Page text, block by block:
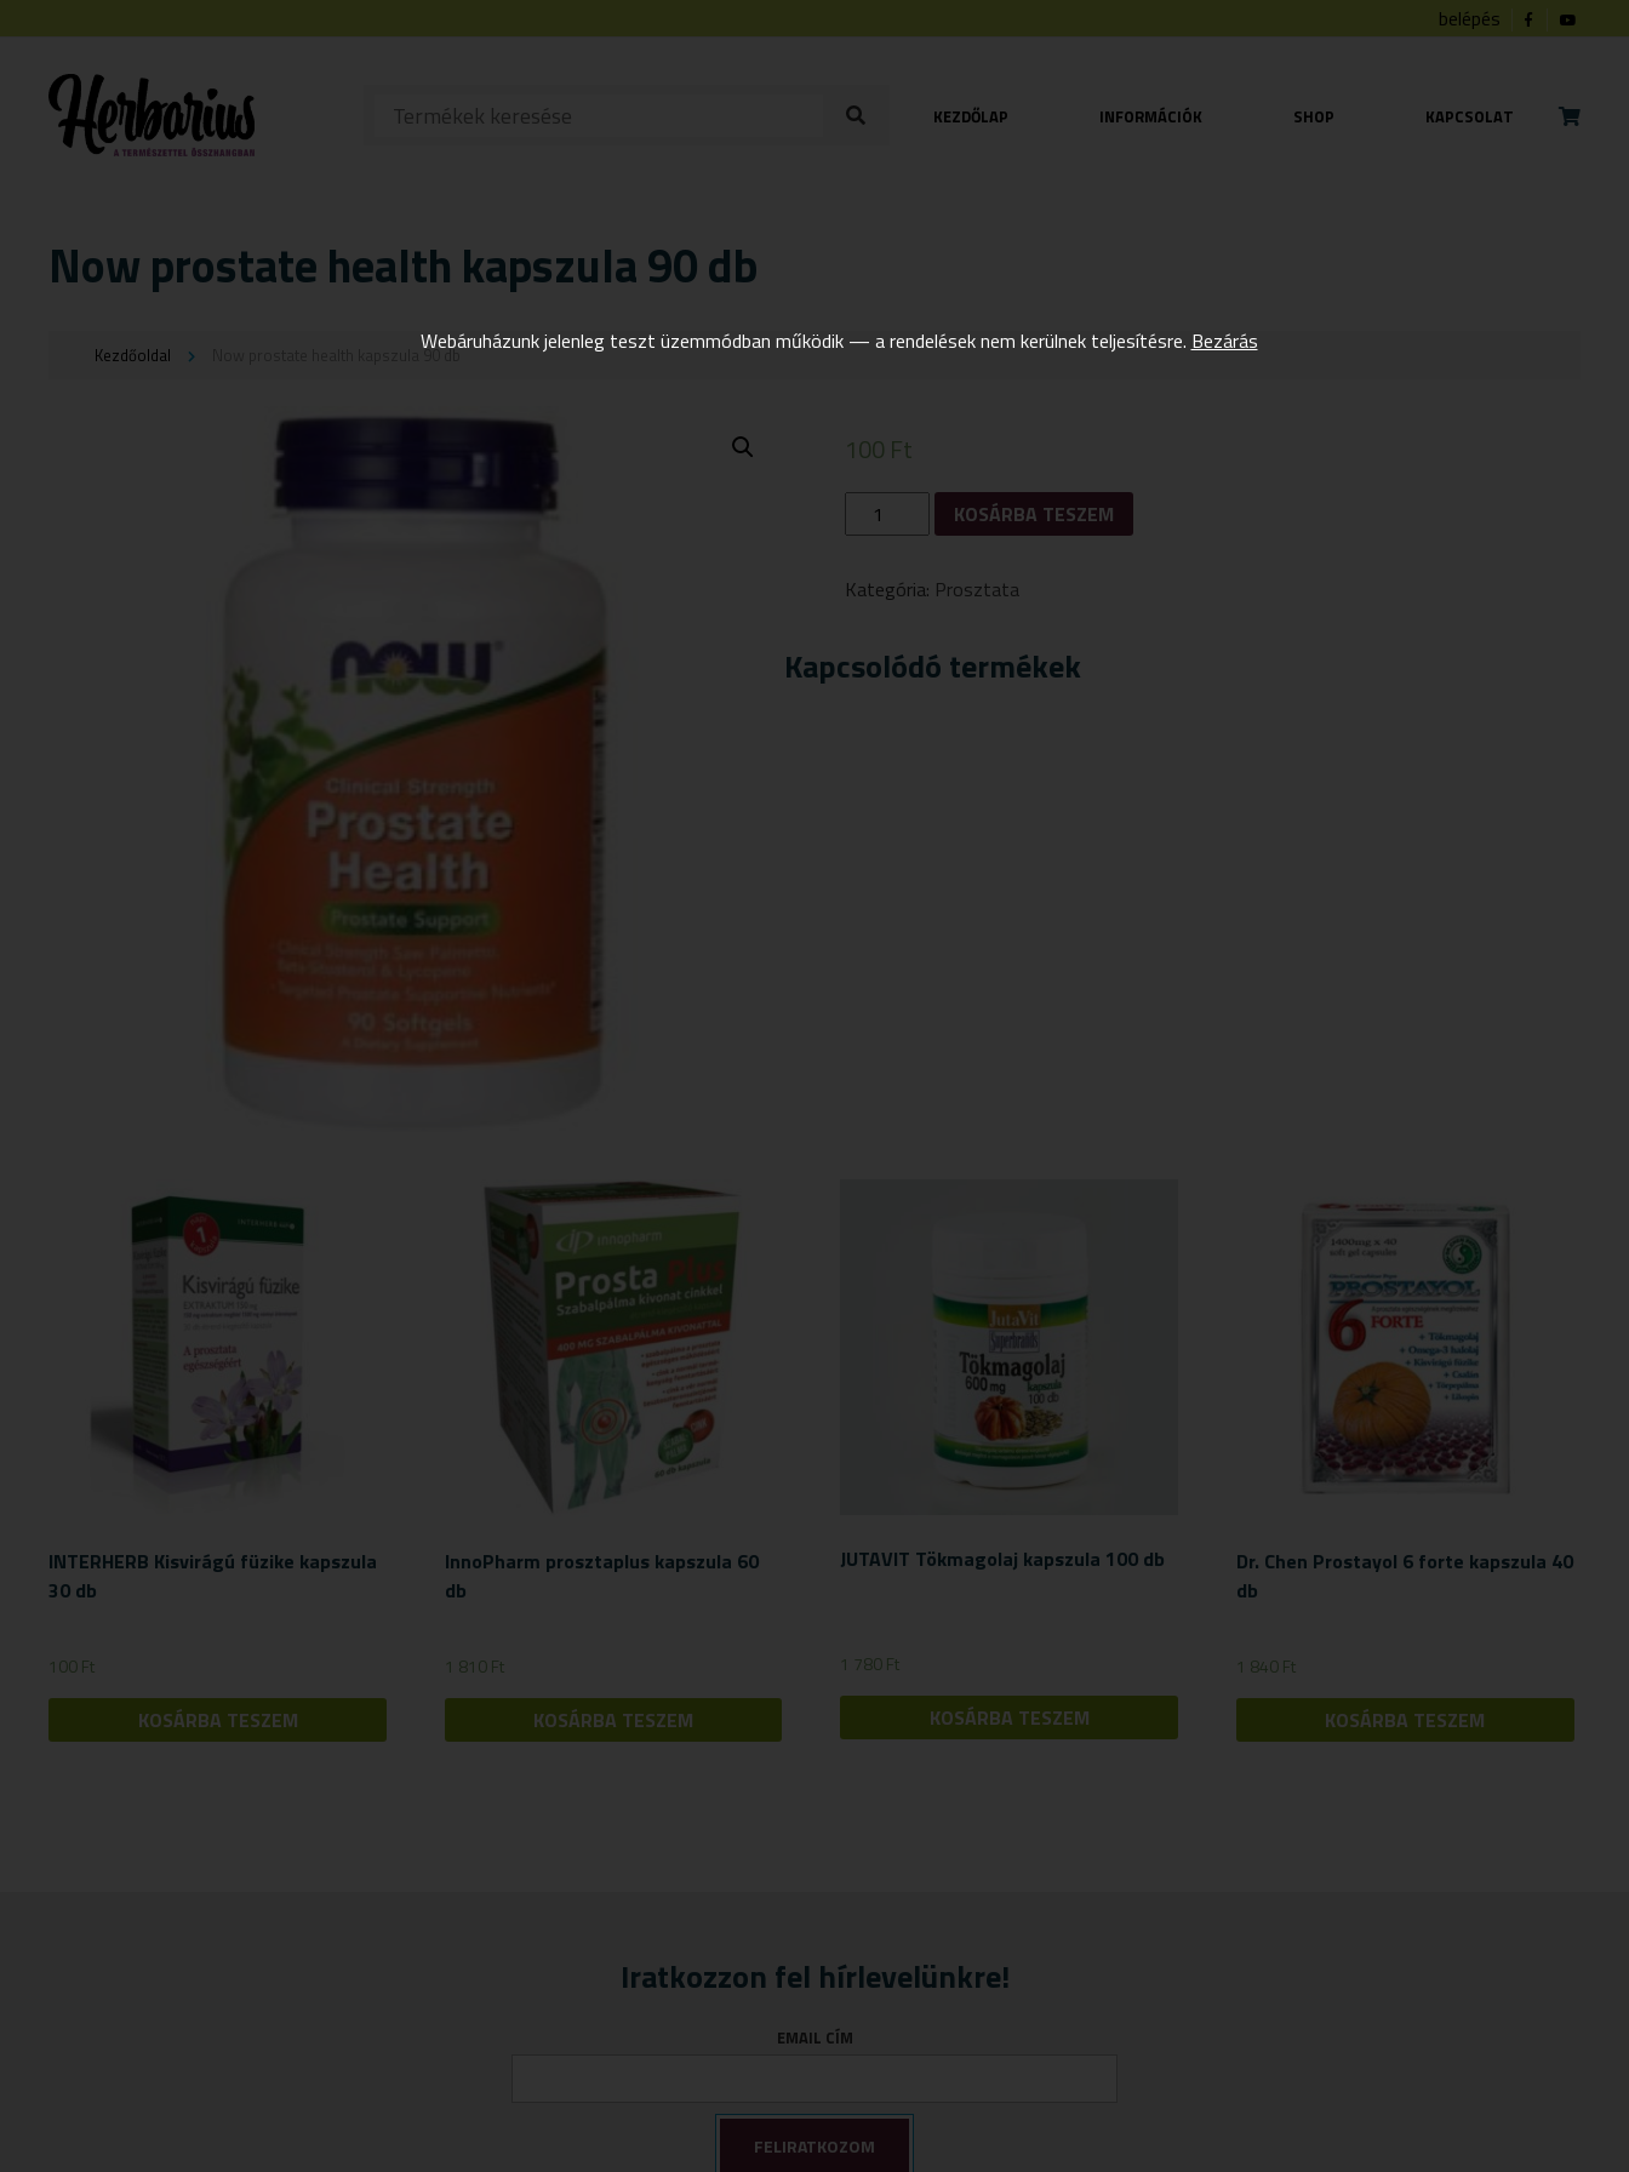
belépés
KEZDŐLAP INFORMÁCIÓK SHOP KAPCSOLAT
Now prostate health kapszula 90 db
Kezdőoldal Now prostate health kapszula 90 db
100 Ft
NOW
PROSTATE
90
MENNYISÉG
KOSÁRBA TESZEM
Kategória: Prosztata
Kapcsolódó termékek
INTERHERB Kisvirágú füzike kapszula
30 db
100Ft
KOSÁRBA TESZEM
InnoPharm prosztaplus kapszula 60
db
1 810Ft
KOSÁRBA TESZEM
JUTAVIT Tökmagolaj kapszula 100 db
1 780Ft
KOSÁRBA TESZEM
Dr. Chen Prostayol 6 forte kapszula 40
db
1 840Ft
KOSÁRBA TESZEM
Iratkozzon fel hírlevelünkre!
EMAIL CÍM
Webáruházunk jelenleg teszt üzemmódban működik — a rendelések nem kerülnek teljesítésre. Bezárás